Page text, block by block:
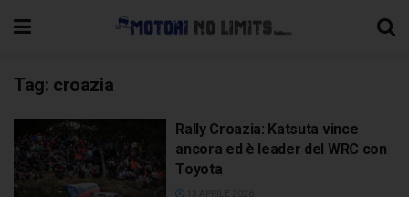
Tag: croazia
Rally Croazia: Katsuta vince
ancora ed è leader del WRC con
Toyota